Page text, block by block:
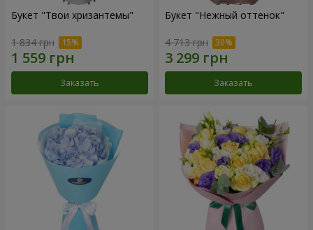
Букет "Твои хризантемы"
1 834 грн
Заказать
Букет "Нежный оттенок"
4 713 грн
Заказать